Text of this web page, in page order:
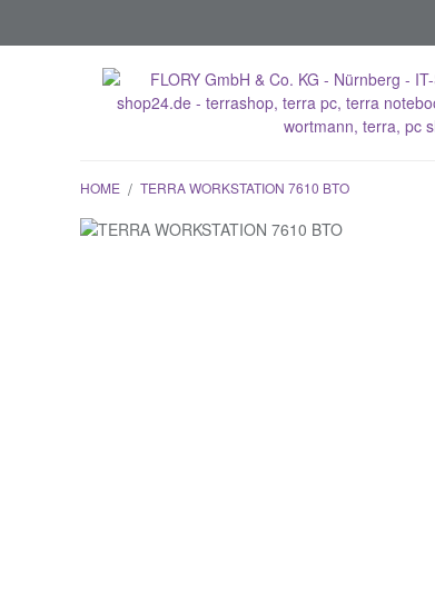
HOME / TERRA WORKSTATION 7610 BTO